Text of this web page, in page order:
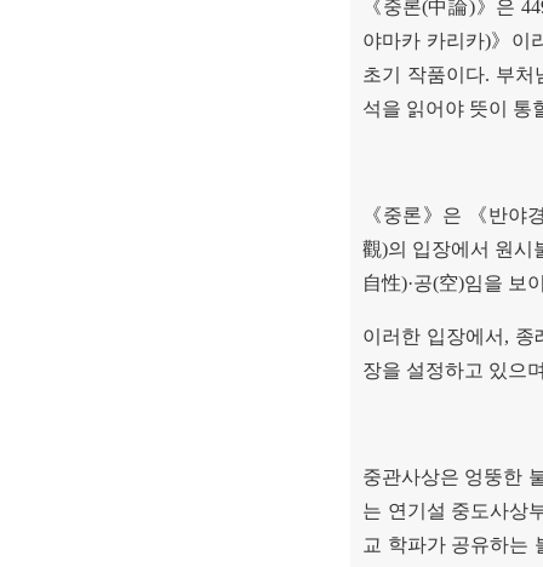
《 중론(中論)》 은
야마카 카리카)》 이
초기 작품이다. 부처
석을 읽어야 뜻이 통
《중론》 은 《반야
觀)의 입장에서 원시
自性)·공(空)임을 보
이러한 입장에서 , 종
장을 설정하고 있으
중관사상은 엉뚱한
는 연기설 중도사상
교 학파가 공유하는